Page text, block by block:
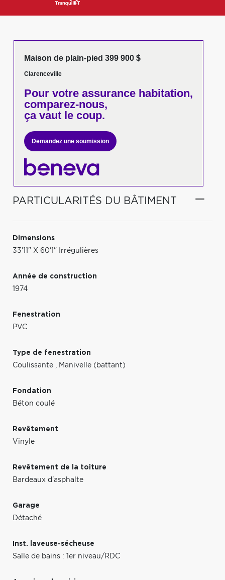
Maison de plain-pied 399 900 $
Clarenceville
Pour votreassurance habitation,
comparez-nous,
ça vaut le coup.
Demandez une soumission
PARTICULARITÉS DU BÂTIMENT
Dimensions
33'11" X 60'1" Irrégulières
Année de construction
1974
Fenestration
PVC
Type de fenestration
Coulissante , Manivelle (battant)
Fondation
Béton coulé
Revêtement
Vinyle
Revêtement de la toiture
Bardeaux d'asphalte
Garage
Détaché
Inst. laveuse-sécheuse
Salle de bains : 1er niveau/RDC